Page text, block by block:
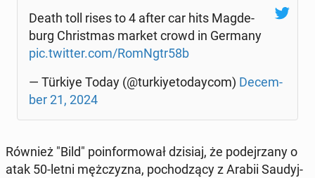
Death toll rises to 4 after car hits Mag­de­
burg Chri­st­mas market crowd in Germany
pic.twitter.com/RomNgtr58b
— Türkiye Today (@tur­kiy­eto­day­com) De­cem­
ber 21, 2024
Również "Bild" po­in­for­mo­wał dzisiaj, że po­dej­rza­ny o
atak 50-letni męż­czy­zna, po­cho­dzą­cy z Arabii Sau­dyj­